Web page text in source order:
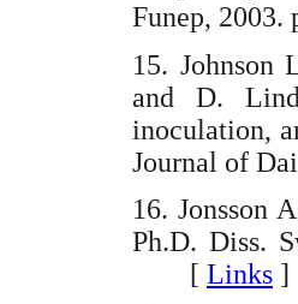
Funep,
15. Johnson
and D.
inoculation,
Journal of
16. Jonsson
Ph.D. Diss.
[ Links ]